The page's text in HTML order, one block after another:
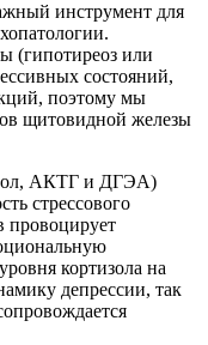
инструмент для
(гипотиреоз или
состояний,
поэтому мы
щитовидной железы
АКТГ и ДГЭА)
стрессового
провоцирует
кортизола на
депрессии, так